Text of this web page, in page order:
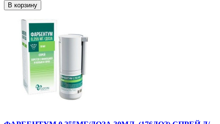
В корзину